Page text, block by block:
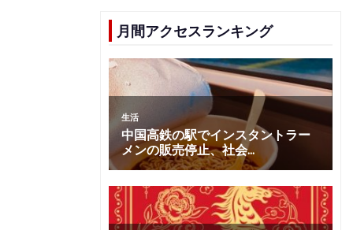
月間アクセスランキング